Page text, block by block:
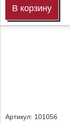
В корзину
Артикул: 101056